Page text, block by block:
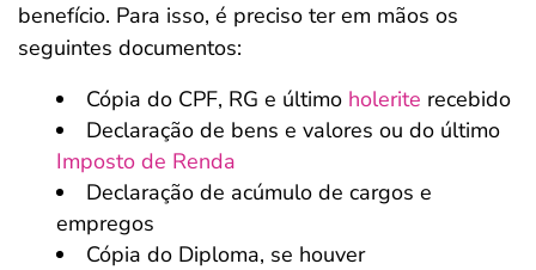
benefício. Para isso, é preciso ter em mãos os
seguintes documentos:
Cópia do CPF, RG e último holerite recebido
Declaração de bens e valores ou do último
Imposto de Renda
Declaração de acúmulo de cargos e
empregos
Cópia do Diploma, se houver